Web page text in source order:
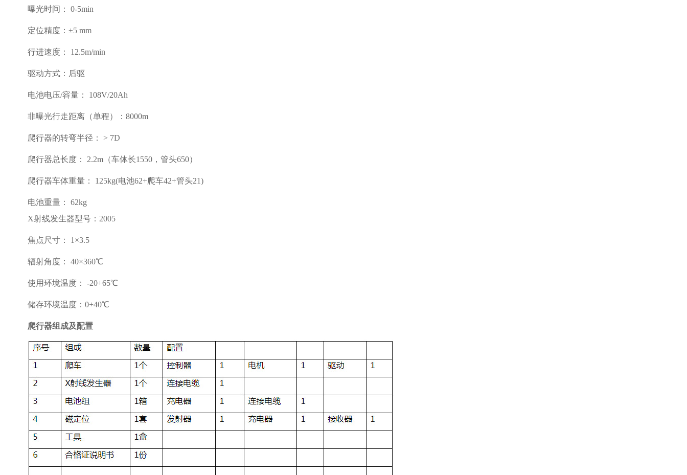
曝光时间： 0-5min
定位精度： ±5 mm
行进速度： 12.5m/min
驱动方式：后驱
电池电压/容量： 108V/20Ah
非曝光行走距离（单程）： 8000m
爬行器的转弯半径： > 7D
爬行器总长度： 2.2m（车体长1550，管头650）
爬行器车体重量： 125kg(电池62+爬车42+管头21)
电池重量：
62kg
X射线发生器型号： 2005
焦点尺寸： 1×3.5
辐射角度： 40×360℃
使用环境温度： -20+65℃
储存环境温度： 0+40℃
爬行器组成及配置